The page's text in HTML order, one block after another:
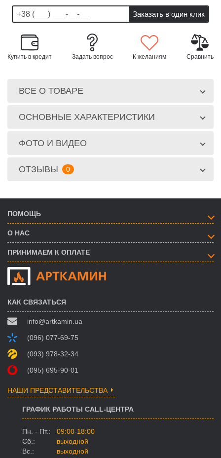
Купить в кредит Задать вопрос К желаниям Сравнить
ВСЕ О ТОВАРЕ
ОСНОВНЫЕ ХАРАКТЕРИСТИКИ
ФОТО И ВИДЕО
ОТЗЫВЫ 0
ПОМОЩЬ
О НАС
ПРИНИМАЕМ К ОПЛАТЕ
КАК СВЯЗАТЬСЯ
info@artkamin.ua
(096) 077-69-75
(093) 978-32-34
(095) 695-90-01
НАШИ ПРЕДСТАВИТЕЛЬСТВА
ГРАФИК РАБОТЫ CALL-ЦЕНТРА
Пн. - Пт.:
09:00-18:00
Сб.:
выходной
Вс.:
выходной